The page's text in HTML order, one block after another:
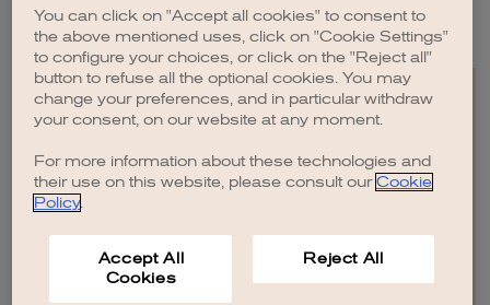
（London Business School）的金融硕士学位。
You can click on "Accept all cookies" to consent to
the above mentioned uses, click on "Cookie Settings"
to configure your choices, or click on the "Reject all"
button to refuse all the optional cookies. You may
change your preferences, and in particular withdraw
your consent, on our website at any moment.
For more information about these technologies and
their use on this website, please consult our Cookie
Policy.
Accept All
Cookies
Reject All